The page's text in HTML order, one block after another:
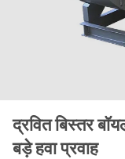
द्रवित बिस्तर
बड़े हवा प्रवाह